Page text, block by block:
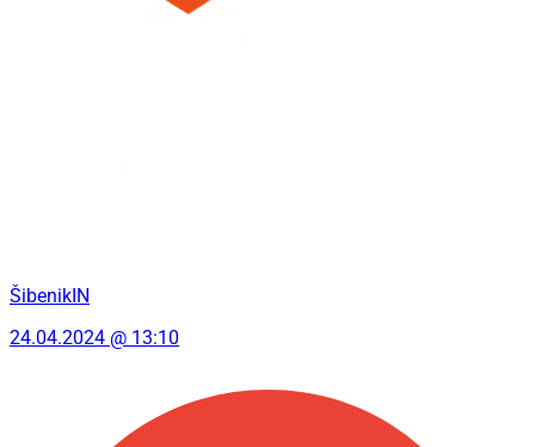
ŠibenikIN
24.04.2024 @ 13:10